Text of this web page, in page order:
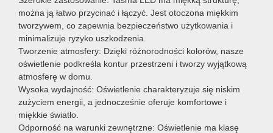
można ją łatwo przycinać i łączyć. Jest otoczona miękkim
tworzywem, co zapewnia bezpieczeństwo użytkowania i
minimalizuje ryzyko uszkodzenia.
Tworzenie atmosfery: Dzięki różnorodności kolorów, nasze
oświetlenie podkreśla kontur przestrzeni i tworzy wyjątkową
atmosferę w domu.
Wysoka wydajność: Oświetlenie charakteryzuje się niskim
zużyciem energii, a jednocześnie oferuje komfortowe i
miękkie światło.
Odporność na warunki zewnętrzne: Oświetlenie ma klasę